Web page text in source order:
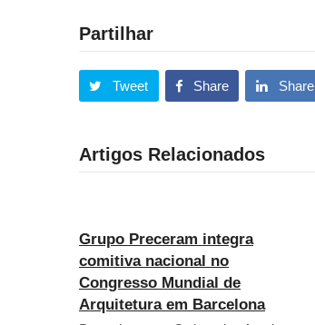
Partilhar
Tweet Share Share
Artigos Relacionados
Grupo Preceram integra
comitiva nacional no
Congresso Mundial de
Arquitetura em Barcelona